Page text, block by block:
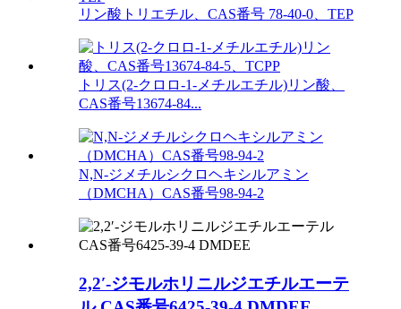
リン酸トリエチル、CAS番号 78-40-0、TEP
トリス(2-クロロ-1-メチルエチル)リン酸、
CAS番号13674-84...
N,N-ジメチルシクロヘキシルアミン
（DMCHA）CAS番号98-94-2
2,2′-ジモルホリニルジエチルエーテ